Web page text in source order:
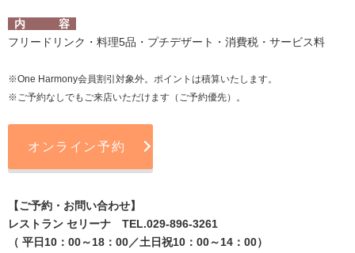
内 容
フリードリンク・料理5品・プチデザート・消費税・サービス料
※One Harmony会員割引対象外。ポイントは積算いたします。
※ご予約なしでもご来店いただけます（ご予約優先）。
オンライン予約
【ご予約・お問い合わせ】
レストラン セリーナ TEL.029-896-3261
（ 平日10：00～18：00／土日祝10：00～14：00）